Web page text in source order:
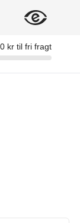
Toggle minicart, Cart is empty
kr til fri fragt